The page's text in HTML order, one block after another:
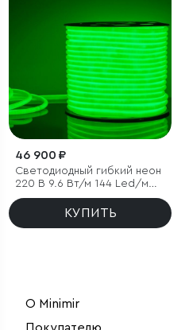
46 900 ₽
Светодиодный гибкий неон
220 В 9.6 Вт/м 144 Led/м
2835 IP67, круглый зеленый,
КУПИТЬ
О Minimir
Покупателю